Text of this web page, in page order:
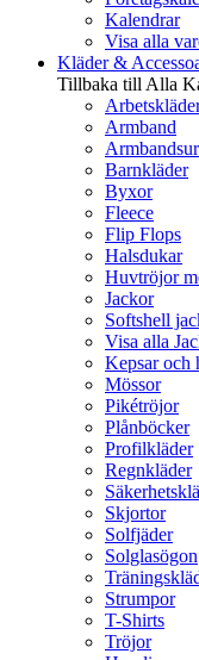
Kalendrar
Visa alla
Kläder &
Tillbaka till Alla
Armband
Armbandsur
Barnkläder
Byxor
Fleece
Flip Flops
Halsdukar
Huvtröjor
Jackor
Softshell
Visa alla
Kepsar och
Mössor
Pikétröjor
Plånböcker
Profilkläder
Regnkläder
Skjortor
Solfjäder
Solglasögon
Strumpor
T-Shirts
Tröjor